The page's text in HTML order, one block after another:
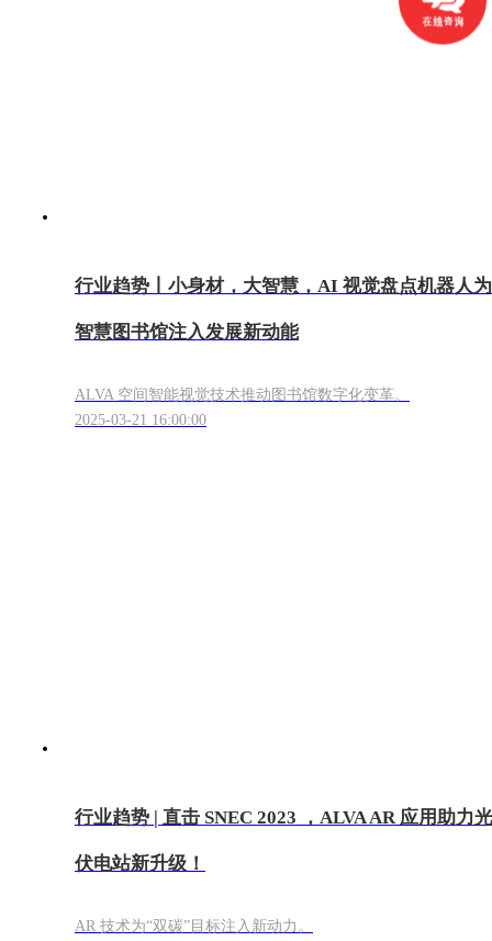
行业趋势丨小身材，大智慧，AI 视觉盘点机器人为
智慧图书馆注入发展新动能
ALVA 空间智能视觉技术推动图书馆数字化变革。
2025-03-21 16:00:00
行业趋势 | 直击 SNEC 2023 ，ALVA AR 应用助力光
伏电站新升级！
AR 技术为“双碳”目标注入新动力。